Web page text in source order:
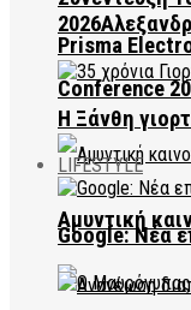
Prisma
Conference
Αμυντική
Η Ξάνθη
LIFESTYLE
Google: Νέα